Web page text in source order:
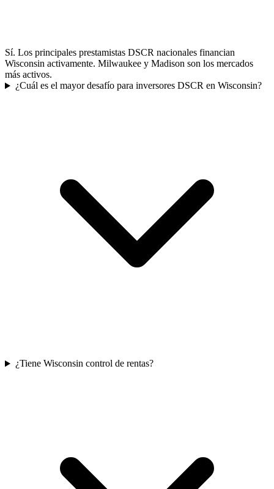
Sí. Los principales prestamistas DSCR nacionales financian
Wisconsin activamente. Milwaukee y Madison son los mercados
más activos.
¿Cuál es el mayor desafío para inversores DSCR en Wisconsin?
¿Tiene Wisconsin control de rentas?